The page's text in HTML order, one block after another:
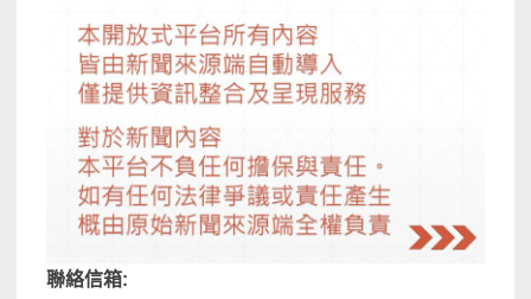
聯絡信箱: